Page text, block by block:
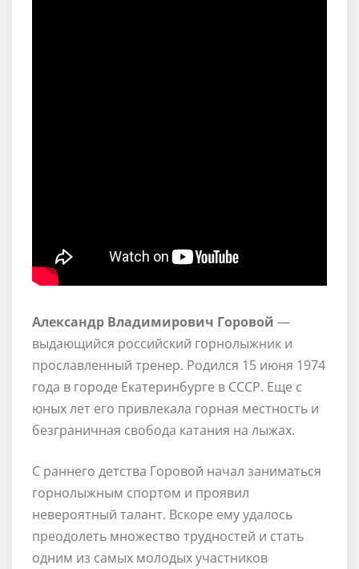
Александр Владимирович Горовой —
выдающийся российский горнолыжник и
прославленный тренер. Родился 15 июня 1974
года в городе Екатеринбурге в СССР. Еще с
юных лет его привлекала горная местность и
безграничная свобода катания на лыжах.
С раннего детства Горовой начал заниматься
горнолыжным спортом и проявил
невероятный талант. Вскоре ему удалось
преодолеть множество трудностей и стать
одним из самых молодых участников